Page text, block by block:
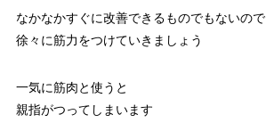
なかなかすぐに改善できるものでもないので
徐々に筋力をつけていきましょう
一気に筋肉と使うと
親指がつってしまいます